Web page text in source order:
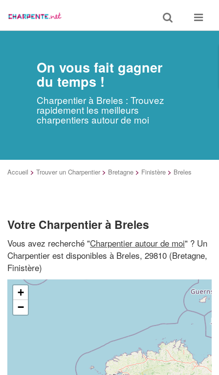
Toggle
search
Toggle
On vous fait gagner
du temps !
Charpentier à Breles : Trouvez
rapidement les meilleurs
charpentiers autour de moi
Accueil > Trouver un Charpentier > Bretagne > Finistère > Breles
Votre Charpentier à Breles
Vous avez recherché "Charpentier autour de moi" ? Un
Charpentier est disponibles à Breles, 29810 (Bretagne,
Finistère)
+
−